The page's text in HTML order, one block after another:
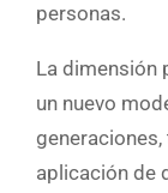
personas.
La dimensión
un nuevo
aplicación de